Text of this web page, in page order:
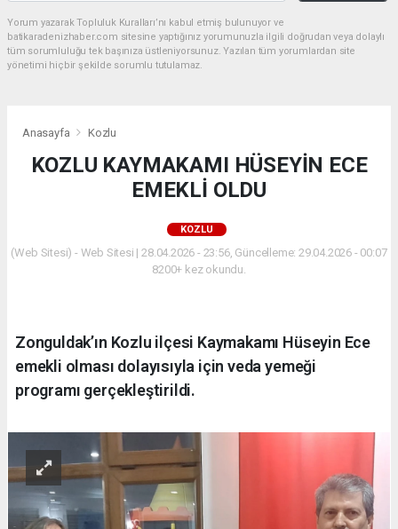
Yorum yazarak Topluluk Kuralları’nı kabul etmiş bulunuyor ve
batikaradenizhaber.com sitesine yaptığınız yorumunuzla ilgili doğrudan veya dolaylı
tüm sorumluluğu tek başınıza üstleniyorsunuz. Yazılan tüm yorumlardan site
yönetimi hiçbir şekilde sorumlu tutulamaz.
Anasayfa Kozlu
KOZLU KAYMAKAMI HÜSEYİN ECE
EMEKLİ OLDU
KOZLU
(Web Sitesi) - Web Sitesi | 28.04.2026 - 23:56, Güncelleme: 29.04.2026 - 00:07
8200+ kez okundu.
Zonguldak’ın Kozlu ilçesi Kaymakamı Hüseyin Ece
emekli olması dolayısıyla için veda yemeği
programı gerçekleştirildi.